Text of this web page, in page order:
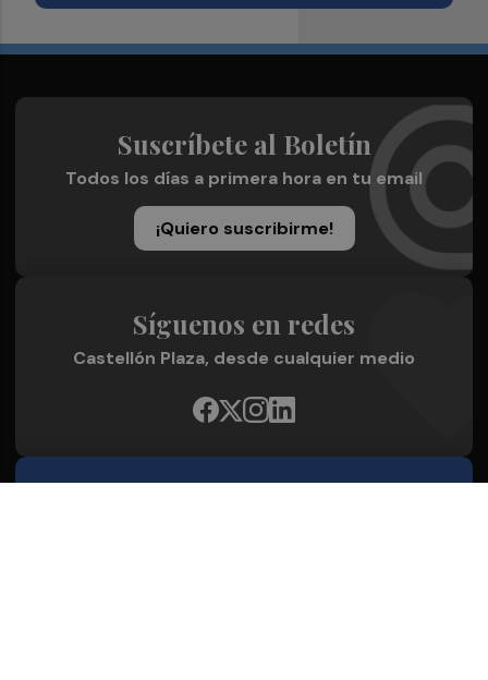
Suscríbete al Boletín
Todos los días a primera hora en tu email
¡Quiero suscribirme!
Síguenos en redes
Castellón Plaza, desde cualquier medio